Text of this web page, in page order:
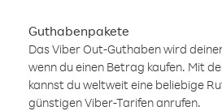
Guthabenpakete
Das Viber Out-Guthaben wird
wenn du einen Betrag kaufen. Mit
kannst du weltweit eine beliebige
günstigen Viber-Tarifen anrufen.